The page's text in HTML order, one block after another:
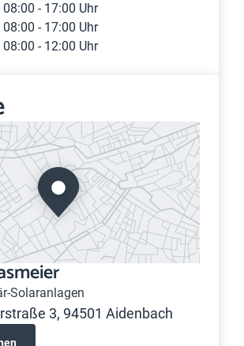
08:00 - 17:00 Uhr
08:00 - 17:00 Uhr
08:00 - 12:00 Uhr
Solaranlagen
3, 94501 Aidenbach